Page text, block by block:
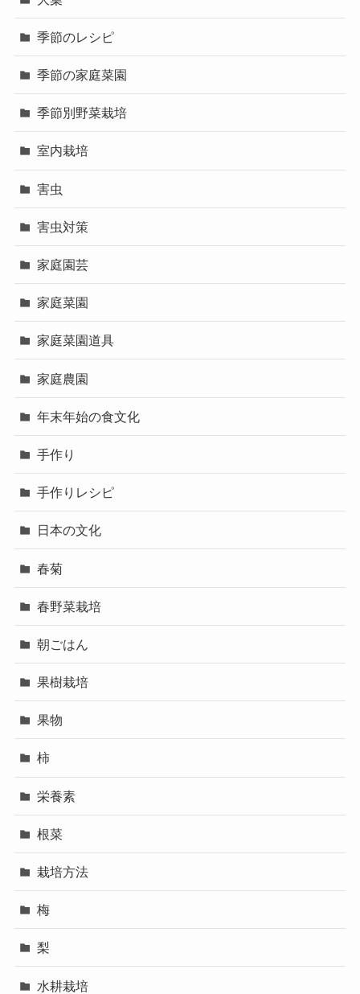
季節のレシピ
季節の家庭菜園
季節別野菜栽培
室内栽培
害虫
害虫対策
家庭園芸
家庭菜園
家庭菜園道具
家庭農園
年末年始の食文化
手作り
手作りレシピ
日本の文化
春菊
春野菜栽培
朝ごはん
果樹栽培
果物
柿
栄養素
根菜
栽培方法
梅
梨
水耕栽培